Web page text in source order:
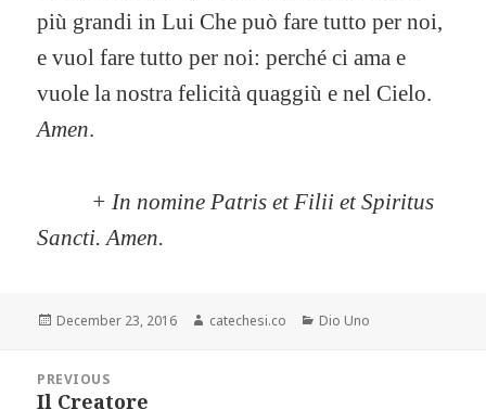
più grandi in Lui Che può fare tutto per noi,
e vuol fare tutto per noi: perché ci ama e
vuole la nostra felicità quaggiù e nel Cielo.
Amen.
+ In nomine Patris et Filii et Spiritus
Sancti. Amen.
Posted
December 23, 2016 Author
catechesi.co Categories
Dio Uno
PostPREVIOUS
Il Creatore